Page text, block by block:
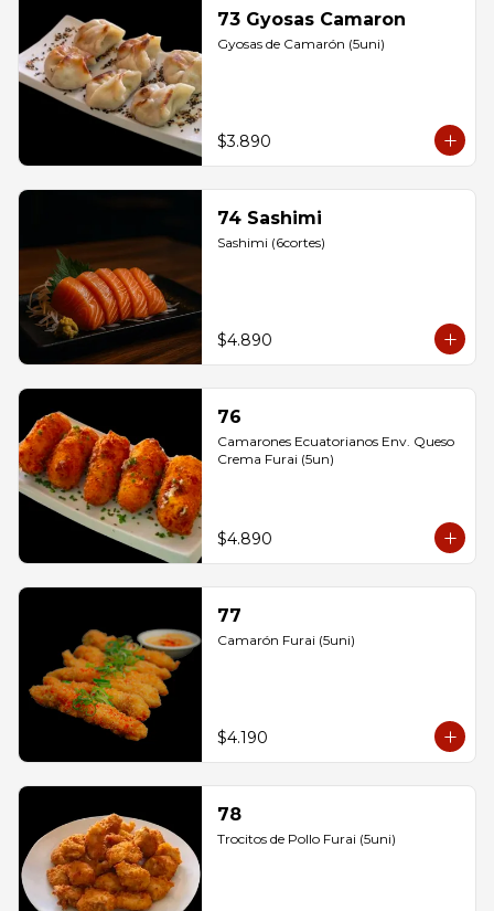
73 Gyosas Camaron
Gyosas de Camarón (5uni)
$3.890
74 Sashimi
Sashimi (6cortes)
$4.890
76
Camarones Ecuatorianos Env. Queso
Crema Furai (5un)
$4.890
77
Camarón Furai (5uni)
$4.190
78
Trocitos de Pollo Furai (5uni)